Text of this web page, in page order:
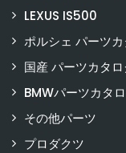
LEXUS IS500
ポルシェ パーツ
国産 パーツカタ
BMWパーツカタ
その他パーツ
プロダクツ